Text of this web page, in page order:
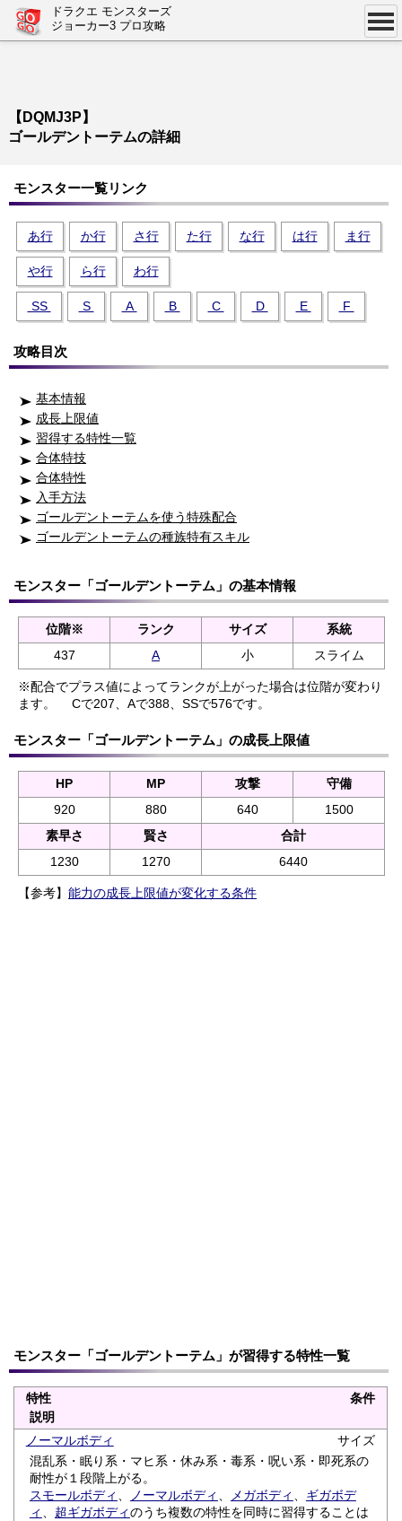
ドラクエ モンスターズ
ジョーカー3 プロ攻略
【DQMJ3P】
ゴールデントーテムの詳細
モンスター一覧リンク
あ行 か行 さ行 た行 な行 は行 ま行
や行 ら行 わ行
SS S A B C D E F
攻略目次
基本情報
成長上限値
習得する特性一覧
合体特技
合体特性
入手方法
ゴールデントーテムを使う特殊配合
ゴールデントーテムの種族特有スキル
モンスター「ゴールデントーテム」の基本情報
位階※ ランク サイズ
系統
437
A 小 スライム
※配合でプラス値によってランクが上がった場合は位階が変わり
ます。
Cで207、Aで388、SSで576です。
モンスター「ゴールデントーテム」の成長上限値
HP MP 攻撃
守備
920
880 640
1500
素早さ
賢さ
合計
1230
1270 6440
【参考】 能力の成長上限値が変化する条件
モンスター「ゴールデントーテム」が習得する特性一覧
特性
条件
説明
ノーマルボディ
サイズ
混乱系・眠り系・マヒ系・休み系・毒系・呪い系・即死系の
耐性が１段階上がる。
スモールボディ
ノーマルボディ メガボディ
ギガボデ
ィ
超ギガボディのうち複数の特性を同時に習得することは